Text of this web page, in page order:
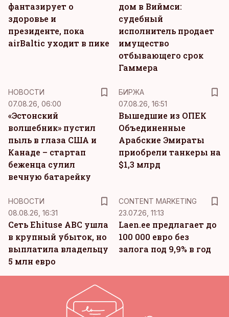
фантазирует о
здоровье и
президенте, пока
airBaltic уходит в пике
дом в Виймси:
судебный
исполнитель продает
имущество
отбывающего срок
Гаммера
НОВОСТИ
07.08.26, 06:00
«Эстонский
волшебник» пустил
пыль в глаза США и
Канаде – стартап
беженца сулил
вечную батарейку
БИРЖА
07.08.26, 16:51
Вышедшие из ОПЕК
Объединенные
Арабские Эмираты
приобрели танкеры на
$1,3 млрд
НОВОСТИ
08.08.26, 16:31
Сеть Ehituse ABC ушла
в крупный убыток, но
выплатила владельцу
5 млн евро
CONTENT MARKETING
23.07.26, 11:13
Laen.ee предлагает до
100 000 евро без
залога под 9,9% в год